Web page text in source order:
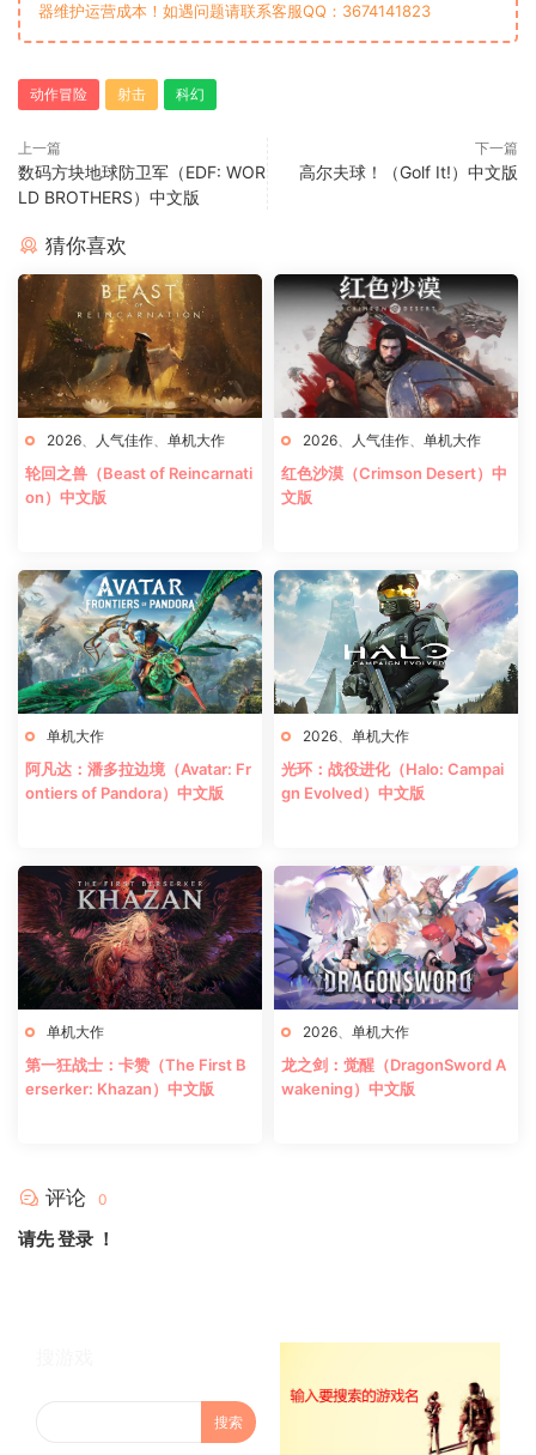
器维护运营成本！如遇问题请联系客服QQ：3674141823
动作冒险 射击 科幻
上一篇
数码方块地球防卫军（EDF: WOR
LD BROTHERS）中文版
下一篇
高尔夫球！（Golf It!）中文版
猜你喜欢
2026、 人气佳作、 单机大作
轮回之兽（Beast of Reincarnati
on）中文版
2026、 人气佳作、 单机大作
红色沙漠（Crimson Desert）中
文版
单机大作
阿凡达：潘多拉边境（Avatar: Fr
ontiers of Pandora）中文版
2026、 单机大作
光环：战役进化（Halo: Campai
gn Evolved）中文版
单机大作
第一狂战士：卡赞（The First B
erserker: Khazan）中文版
2026、 单机大作
龙之剑：觉醒（DragonSword A
wakening）中文版
评论 0
请先登录 ！